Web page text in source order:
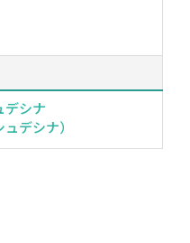
シナ
デシナ）